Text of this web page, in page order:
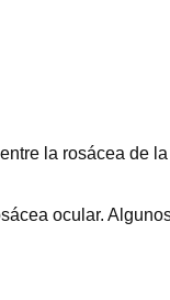
la rosácea de
ocular.